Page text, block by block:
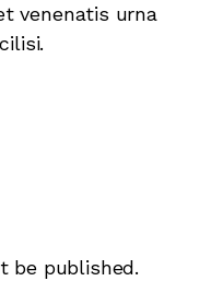
venenatis urna
be published.